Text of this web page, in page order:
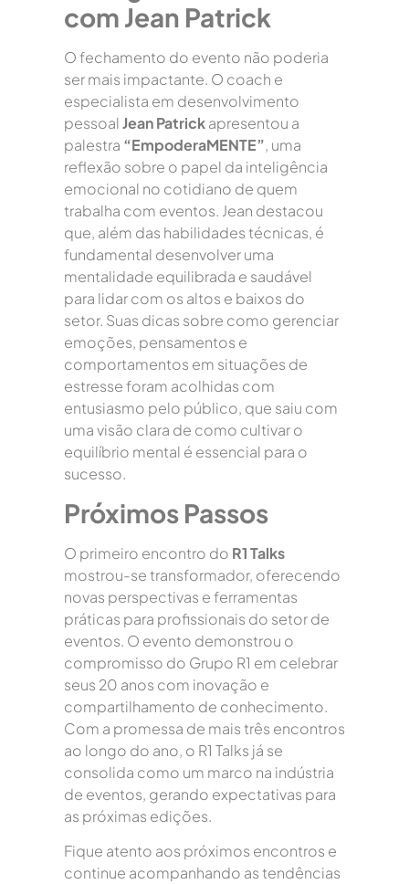
com Jean Patrick
O fechamento do evento não poderia
ser mais impactante. O coach e
especialista em desenvolvimento
pessoalJean Patrickapresentou a
palestra “EmpoderaMENTE”, uma
reflexão sobre o papel da inteligência
emocional no cotidiano de quem
trabalha com eventos. Jean destacou
que, além das habilidades técnicas, é
fundamental desenvolver uma
mentalidade equilibrada e saudável
para lidar com os altos e baixos do
setor. Suas dicas sobre como gerenciar
emoções, pensamentos e
comportamentos em situações de
estresse foram acolhidas com
entusiasmo pelo público, que saiu com
uma visão clara de como cultivar o
equilíbrio mental é essencial para o
sucesso.
Próximos Passos
O primeiro encontro do R1 Talks
mostrou-se transformador, oferecendo
novas perspectivas e ferramentas
práticas para profissionais do setor de
eventos. O evento demonstrou o
compromisso do Grupo R1 em celebrar
seus 20 anos com inovação e
compartilhamento de conhecimento.
Com a promessa de mais três encontros
ao longo do ano, o R1 Talks já se
consolida como um marco na indústria
de eventos, gerando expectativas para
as próximas edições.
Fique atento aos próximos encontros e
continue acompanhando as tendências